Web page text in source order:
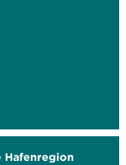
Hafenregion